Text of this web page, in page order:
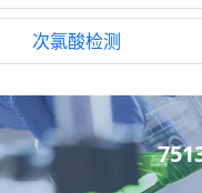
次氯酸检测